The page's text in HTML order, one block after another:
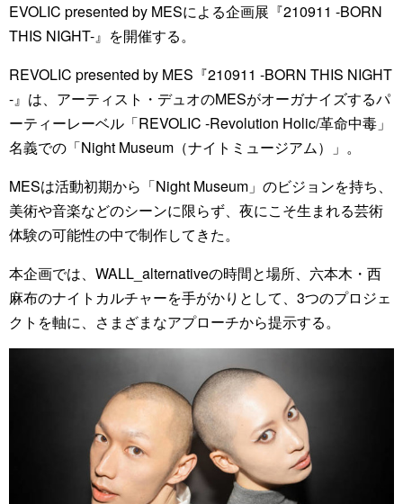
EVOLIC presented by MESによる企画展『210911 -BORN
THIS NIGHT-』を開催する。
REVOLIC presented by MES『210911 -BORN THIS NIGHT
-』は、アーティスト・デュオのMESがオーガナイズするパ
ーティーレーベル「REVOLIC -Revolution Holic/革命中毒」
名義での「Night Museum（ナイトミュージアム）」。
MESは活動初期から「Night Museum」のビジョンを持ち、
美術や音楽などのシーンに限らず、夜にこそ生まれる芸術
体験の可能性の中で制作してきた。
本企画では、WALL_alternativeの時間と場所、六本木・西
麻布のナイトカルチャーを手がかりとして、3つのプロジェ
クトを軸に、さまざまなアプローチから提示する。